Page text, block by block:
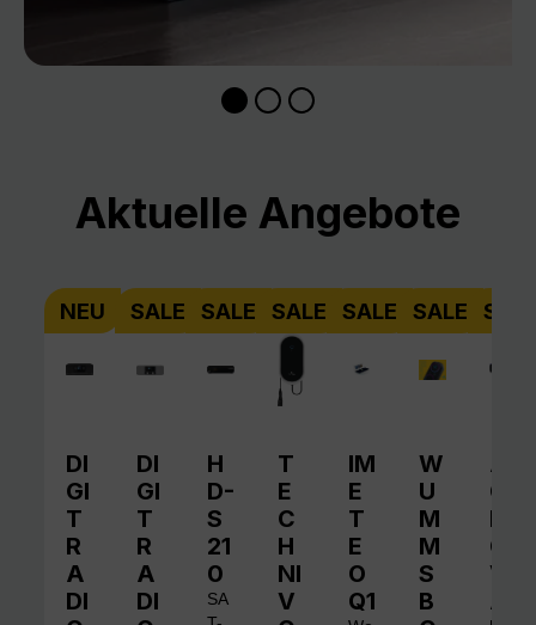
Produktgalerie überspringen
Aktuelle Angebote
NEU
DI
GI
T
R
A
DI
SALE
DI
GI
T
R
A
DI
SALE
H
D-
S
21
0
SA
SALE
T
E
C
H
NI
V
SALE
IM
E
T
E
O
Q1
SALE
W
U
M
M
S
B
A
QI
N
O
V
A